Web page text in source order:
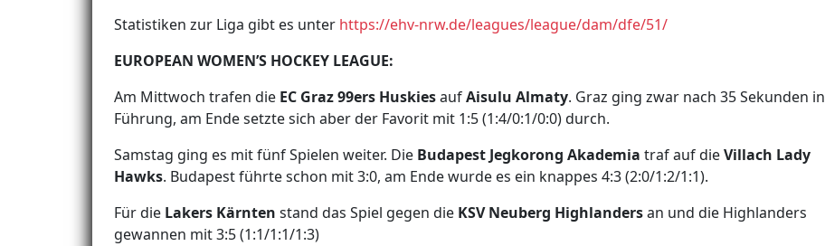
Statistiken zur Liga gibt es unter https://ehv-nrw.de/leagues/league/dam/dfe/51/
EUROPEAN WOMEN’S HOCKEY LEAGUE:
Am Mittwoch trafen die EC Graz 99ers HuskiesaufAisulu Almaty. Graz ging zwar nach 35 Sekunden in
Führung, am Ende setzte sich aber der Favorit mit 1:5 (1:4/0:1/0:0) durch.
Samstag ging es mit fünf Spielen weiter. Die Budapest Jegkorong Akademia traf auf dieVillach Lady
Hawks. Budapest führte schon mit 3:0, am Ende wurde es ein knappes 4:3 (2:0/1:2/1:1).
Für die Lakers Kärnten stand das Spiel gegen die KSV Neuberg Highlandersan und die Highlanders
gewannen mit 3:5 (1:1/1:1/1:3)